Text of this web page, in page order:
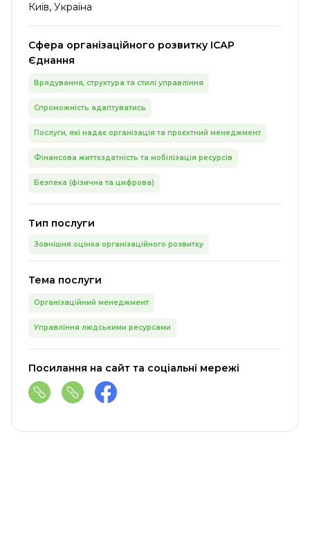
Київ, Україна
Сфера організаційного розвитку ІСАР
Єднання
Врядування, структура та стилі управління
Спроможність адаптуватись
Послуги, які надає організація та проєктний менеджмент
Фінансова життєздатність та мобілізація ресурсів
Безпека (фізична та цифрова)
Тип послуги
Зовнішня оцінка організаційного розвитку
Тема послуги
Організаційний менеджмент
Управління людськими ресурсами
Посилання на сайт та соціальні мережі